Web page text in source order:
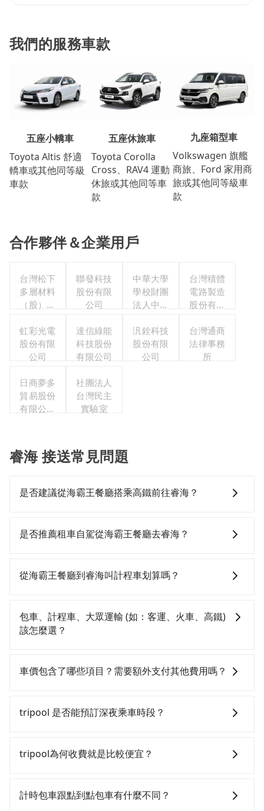
我們的服務車款
五座小轎車
Toyota Altis 舒適
轎車或其他同等級
車款
五座休旅車
Toyota Corolla
Cross、RAV4 運動
休旅或其他同等車
款
九座箱型車
Volkswagen 旗艦
商旅、Ford 家用商
旅或其他同等級車
款
合作夥伴＆企業用戶
台灣松下
多層材料
（股）公
利委員會
聯發科技
股份有限
公司
中華大學
學校財團
法人中華
台灣積體
電路製造
股份有限
虹彩光電
股份有限
公司
達信綠能
科技股份
有限公司
汎銓科技
股份有限
公司
台灣通商
法律事務
所
日商夢多
貿易股份
有限公司
社團法人
台灣民主
實驗室
睿海 接送常見問題
是否建議從海霸王餐廳搭乘高鐵前往睿海？
轉車麻煩！從最早06:26一直到23:00，台北-新竹一天最
元、車程約16分鐘。抵達高鐵站後，步行進站、現場購
價290元，再用5分鐘出站、等待車站前排班的計程車，
搭上小黃後約花26分鐘、車費400元後，抵達睿海 (新竹
市東區) 的目的地。全程加上轉車時間共1小時46分鐘，
如果全程使用tripool並到府專車接送，則每人平均花費
約460元，費時1小時1分鐘。選擇搭乘高鐵而不預約包
費45分鐘在轉乘與等車上，現在還不馬上來預約
tripool！如果你僅有兩位乘車，也可參考tripool的拼車
是否推薦租車自駕從海霸王餐廳去睿海？
時不需要閉目養神（因為要自己開車），在北北基桃竹
同）承租小轎車，每公里再額外加收$3.2，從海霸王餐
廳到睿海的花費預估為$600~750，雖已將eTag和可能
基本的車型，如Toyota Yaris、Prius C、Vios這類乘坐
就是車況，打開車門才發現仍有上一組乘客遺留的垃圾
或者撞凹的車門仍未被修理，每一次租車都好像在開樂
一位用戶卻遲遲尚未歸還，又或者要還車時卻偏偏找不
到停車位，對於急著用車或者要載其他乘客的人來說就
實際使用時還是有其區域的限制，實際可停靠的地點與
你的上下車地點仍有段距離，在遇到下雨天或者載行李
從海霸王餐廳到睿海叫計程車划算嗎？
灣大車隊、Uber、Line Taxi、Yoxi等，如果在路邊攔不
到車，也可考慮打電話至附近的計程車隊，如大直計程
tripool可省高達$1,000。綜合以上，無論在價格或服務
包車、計程車、大眾運輸 (如：客運、火車、高鐵)
該怎麼選？
擇： 預算：不同交通工具價格不同，可先確定您的預
比較寬鬆且不介意耗時轉乘可選大眾運輸或較貴的計程
車。 旅行人數：人數多時包車較方便舒適且每個人攤提
車。 時間：需在特定時間到達目的地可選包車或計程
車，不趕時間即可選用大眾運輸。 便利性：需要便利性
則可搭乘大眾運輸。
車價包含了哪些項目？需要額外支付其他費用嗎？
路費、油資、保險、小費，司機的餐費與住宿費不需要
tripool 是否能預訂深夜乘車時段？
tripool為何收費就是比較便宜？
一次使用tripool的會擔心價格比市價便宜不少，是不是
計時包車跟點到點包車有什麼不同？